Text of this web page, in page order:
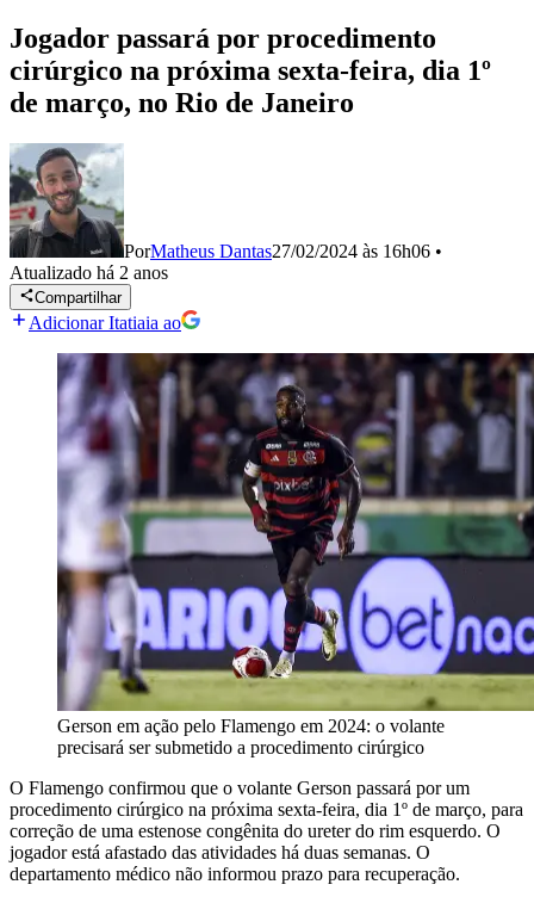
Jogador passará por procedimento
cirúrgico na próxima sexta-feira, dia 1º
de março, no Rio de Janeiro
PorMatheus Dantas27/02/2024 às 16h06 •
Atualizado há 2 anos
Compartilhar
Adicionar Itatiaia ao
Gerson em ação pelo Flamengo em 2024: o volante
precisará ser submetido a procedimento cirúrgico
O Flamengo confirmou que o volante Gerson passará por um
procedimento cirúrgico na próxima sexta-feira, dia 1º de março, para
correção de uma estenose congênita do ureter do rim esquerdo. O
jogador está afastado das atividades há duas semanas. O
departamento médico não informou prazo para recuperação.